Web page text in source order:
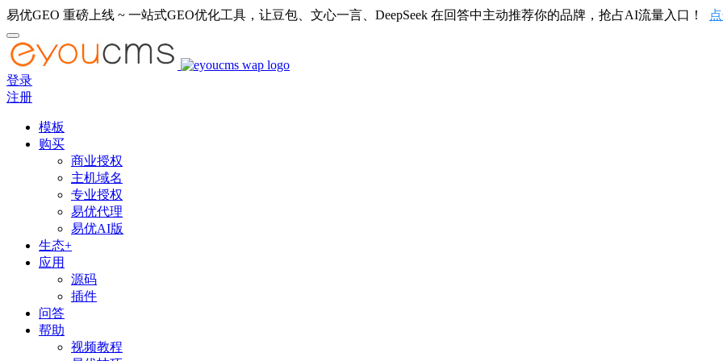
易优GEO 重磅上线 ~ 一站式GEO优化工具，让豆包、文心一言、DeepSeek 在回答中主动推荐你的品牌，抢占AI流量入口！
登录
注册
模板
购买
商业授权
主机域名
专业授权
易优代理
易优AI版
生态+
应用
源码
插件
问答
帮助
视频教程